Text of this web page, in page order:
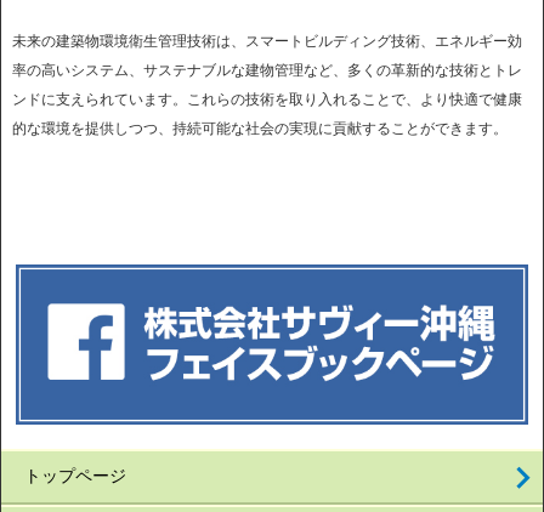
未来の建築物環境衛生管理技術は、スマートビルディング技術、エネルギー効
率の高いシステム、サステナブルな建物管理など、多くの革新的な技術とトレ
ンドに支えられています。これらの技術を取り入れることで、より快適で健康
的な環境を提供しつつ、持続可能な社会の実現に貢献することができます。
トップページ